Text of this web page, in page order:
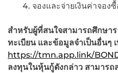
จองและจ่ายเงินค่าจอ
สำหรับผู้ที่สนใจสามารถศึกษา
ทะเบียน และข้อมูลจำเป็นอื่นๆ
https://tmn.app.link/
ลงทุนในหุ้นกู้ดังกล่าว สามาร